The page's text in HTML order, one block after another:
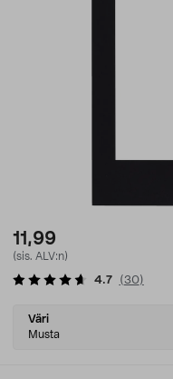
11,99
(sis. ALV:n)
4.7 (30)
Select
variant
Väri
Musta